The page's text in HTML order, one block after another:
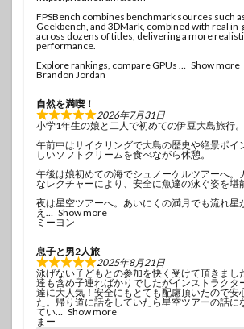
FPSBench combines benchmark sources such
Geekbench, and 3DMark, combined with real in-
across dozens of titles, delivering a more
performance.
Explore rankings, compare GPUs
Show more
Brandon Jordan
自然を満喫！
2026年7月31日
小学1年生の娘と二人で初めての伊豆大島旅行。
午前中はサイクリングで大島の歴史や絶景ポイ
しいソフトクリームを食べながら休憩。
午後は娘初めての海でシュノーケルツアーへ。
なレクチャーにより、安全に魚達の泳ぐ姿を堪
夜は星空ツアーへ。あいにくの満月でも流れ星
え
Show more
ミーヨン
息子と男2人旅
2025年8月21日
泳げない子どもとの参加を快く受けて頂きまし
達も含め子連ればかりでしたがインストラクタ
達に大人気！安全にもとても配慮頂いたので安
た。帰り道に話をしていたら星空ツアーの話に
てい
Show more
まー